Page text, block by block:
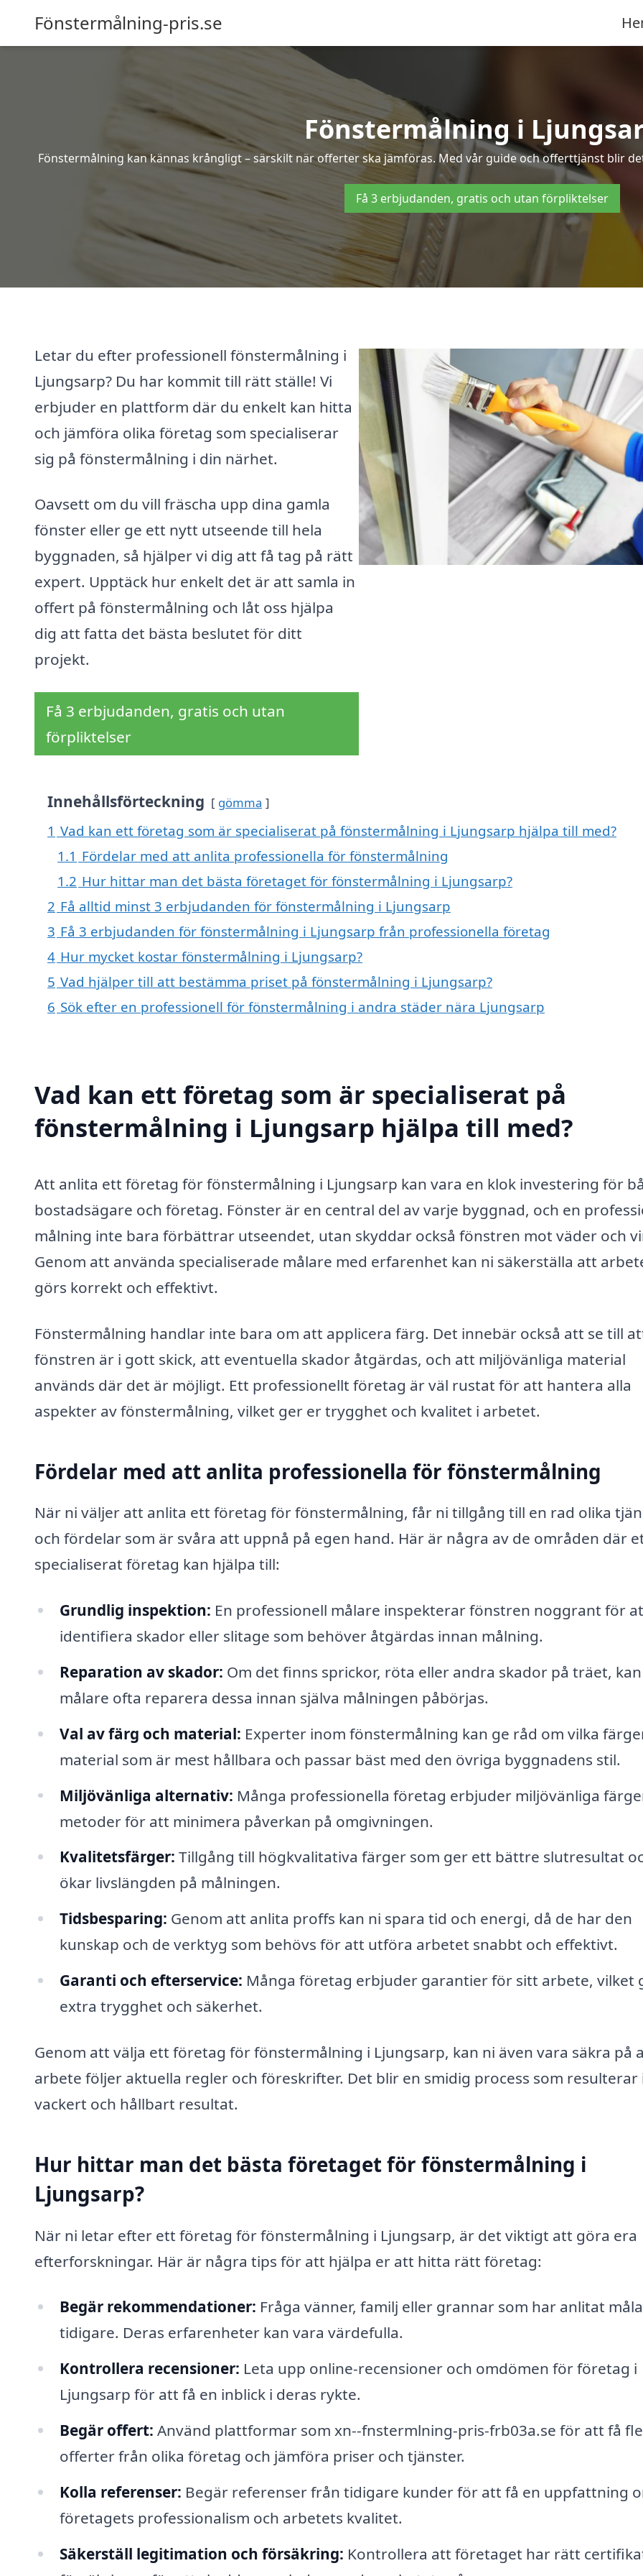
Fönstermålning-pris.se
Fönstermålning i
Fönstermålning kan kännas krångligt – särskilt när offerter ska jämföras. Med vår guide och offerttjänst blir
Få 3 erbjudanden, gratis och utan förpliktelser
Letar du efter professionell fönstermålning i
Ljungsarp? Du har kommit till rätt ställe! Vi
erbjuder en plattform där du enkelt kan hitta
och jämföra olika företag som specialiserar
sig på fönstermålning i din närhet.
Oavsett om du vill fräscha upp dina gamla
fönster eller ge ett nytt utseende till hela
byggnaden, så hjälper vi dig att få tag på rätt
expert. Upptäck hur enkelt det är att samla in
offert på fönstermålning och låt oss hjälpa
dig att fatta det bästa beslutet för ditt
projekt.
Få 3 erbjudanden, gratis och utan
förpliktelser
Innehållsförteckning gömma
1 Vad kan ett företag som är specialiserat på fönstermålning i Ljungsarp hjälpa till med?
1.1 Fördelar med att anlita professionella för fönstermålning
1.2 Hur hittar man det bästa företaget för fönstermålning i Ljungsarp?
2 Få alltid minst 3 erbjudanden för fönstermålning i Ljungsarp
3 Få 3 erbjudanden för fönstermålning i Ljungsarp från professionella företag
4 Hur mycket kostar fönstermålning i Ljungsarp?
5 Vad hjälper till att bestämma priset på fönstermålning i Ljungsarp?
6 Sök efter en professionell för fönstermålning i andra städer nära Ljungsarp
Vad kan ett företag som är specialiserat på
fönstermålning i Ljungsarp hjälpa till med?
Att anlita ett företag för fönstermålning i Ljungsarp kan vara en klok investering för
bostadsägare och företag. Fönster är en central del av varje byggnad, och en
målning inte bara förbättrar utseendet, utan skyddar också fönstren mot väder och
Genom att använda specialiserade målare med erfarenhet kan ni säkerställa att
görs korrekt och effektivt.
Fönstermålning handlar inte bara om att applicera färg. Det innebär också att se till
fönstren är i gott skick, att eventuella skador åtgärdas, och att miljövänliga material
används där det är möjligt. Ett professionellt företag är väl rustat för att hantera alla
aspekter av fönstermålning, vilket ger er trygghet och kvalitet i arbetet.
Fördelar med att anlita professionella för fönstermålning
När ni väljer att anlita ett företag för fönstermålning, får ni tillgång till en rad olika
och fördelar som är svåra att uppnå på egen hand. Här är några av de områden där
specialiserat företag kan hjälpa till:
Grundlig inspektion: En professionell målare inspekterar fönstren noggrant för
identifiera skador eller slitage som behöver åtgärdas innan målning.
Reparation av skador: Om det finns sprickor, röta eller andra skador på träet, kan
målare ofta reparera dessa innan själva målningen påbörjas.
Val av färg och material: Experter inom fönstermålning kan ge råd om vilka
material som är mest hållbara och passar bäst med den övriga byggnadens stil.
Miljövänliga alternativ: Många professionella företag erbjuder miljövänliga
metoder för att minimera påverkan på omgivningen.
Kvalitetsfärger: Tillgång till högkvalitativa färger som ger ett bättre slutresultat
ökar livslängden på målningen.
Tidsbesparing: Genom att anlita proffs kan ni spara tid och energi, då de har den
kunskap och de verktyg som behövs för att utföra arbetet snabbt och effektivt.
Garanti och efterservice: Många företag erbjuder garantier för sitt arbete, vilket
extra trygghet och säkerhet.
Genom att välja ett företag för fönstermålning i Ljungsarp, kan ni även vara säkra på
arbete följer aktuella regler och föreskrifter. Det blir en smidig process som resulterar
vackert och hållbart resultat.
Hur hittar man det bästa företaget för fönstermålning i
Ljungsarp?
När ni letar efter ett företag för fönstermålning i Ljungsarp, är det viktigt att göra era
efterforskningar. Här är några tips för att hjälpa er att hitta rätt företag:
Begär rekommendationer: Fråga vänner, familj eller grannar som har anlitat
tidigare. Deras erfarenheter kan vara värdefulla.
Kontrollera recensioner: Leta upp online-recensioner och omdömen för företag i
Ljungsarp för att få en inblick i deras rykte.
Begär offert: Använd plattformar som xn--fnstermlning-pris-frb03a.se för att få
offerter från olika företag och jämföra priser och tjänster.
Kolla referenser: Begär referenser från tidigare kunder för att få en uppfattning
företagets professionalism och arbetets kvalitet.
Säkerställ legitimation och försäkring: Kontrollera att företaget har rätt